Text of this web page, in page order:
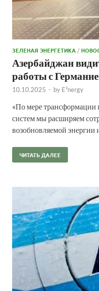
ЗЕЛЕНАЯ ЭНЕРГЕТИКА /
Азербайджан
работы с
10.10.2025 - by E²nergy
«По мере трансформации
систем мы расширяем
возобновляемой энергии
ЧИТАТЬ ДАЛЕЕ